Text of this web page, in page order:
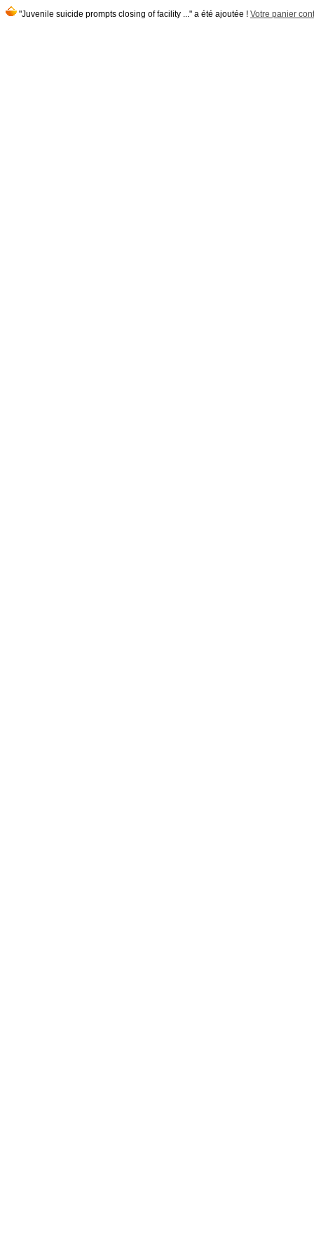
"Juvenile suicide prompts closing of facility ..." a été ajoutée ! Votre panier